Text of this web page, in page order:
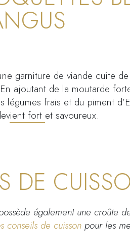
garniture de viande cuite
ajoutant de la moutarde
légumes frais et du piment
fort et savoureux.
DE
également une croûte
conseils de cuisson pour les